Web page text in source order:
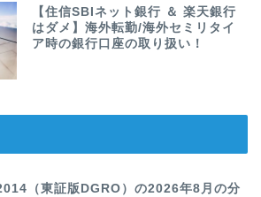
【住信SBIネット銀行 ＆ 楽天銀行
はダメ】海外転勤/海外セミリタイ
ア時の銀行口座の取り扱い！
（東証版DGRO）の2026年8月の分